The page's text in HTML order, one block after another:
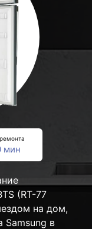
мин
(RT-77
на дом,
Samsung в